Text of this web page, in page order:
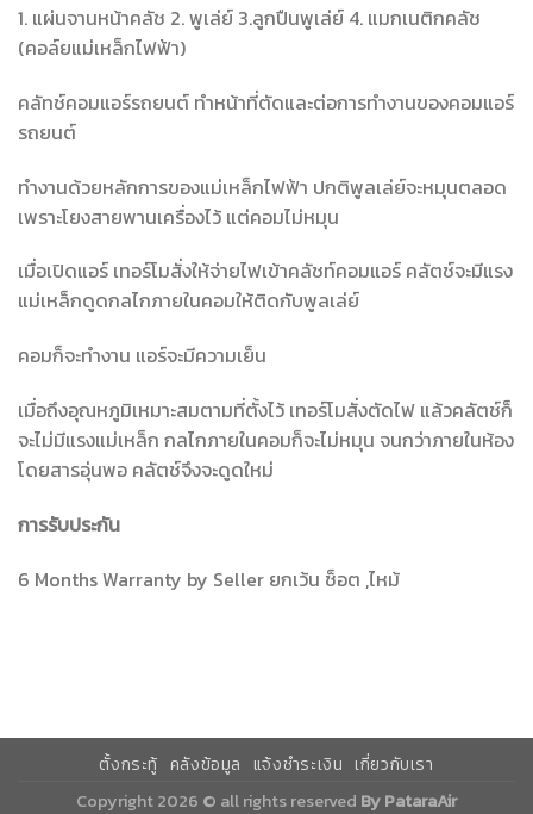
1. แผ่นจานหน้าคลัช 2. พูเล่ย์ 3.ลูกปืนพูเล่ย์ 4. แมกเนติกคลัช
(คอล์ยแม่เหล็กไฟฟ้า)
คลัทช์คอมแอร์รถยนต์ ทำหน้าที่ตัดและต่อการทำงานของคอมแอร์
รถยนต์
ทำงานด้วยหลักการของแม่เหล็กไฟฟ้า ปกติพูลเล่ย์จะหมุนตลอด
เพราะโยงสายพานเครื่องไว้ แต่คอมไม่หมุน
เมื่อเปิดแอร์ เทอร์โมสั่งให้จ่ายไฟเข้าคลัชท์คอมแอร์ คลัตช์จะมีแรง
แม่เหล็กดูดกลไกภายในคอมให้ติดกับพูลเล่ย์
คอมก็จะทำงาน แอร์จะมีความเย็น
เมื่อถึงอุณหภูมิเหมาะสมตามที่ตั้งไว้ เทอร์โมสั่งตัดไฟ แล้วคลัตช์ก็
จะไม่มีแรงแม่เหล็ก กลไกภายในคอมก็จะไม่หมุน จนกว่าภายในห้อง
โดยสารอุ่นพอ คลัตช์จึงจะดูดใหม่
การรับประกัน
6 Months Warranty by Seller ยกเว้น ช็อต ,ไหม้
ตั้งกระทู้ คลังข้อมูล แจ้งชำระเงิน เกี่ยวกับเรา
Copyright 2026 © all rights reserved By PataraAir